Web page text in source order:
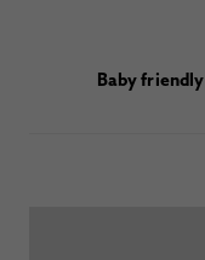
Baby friendly